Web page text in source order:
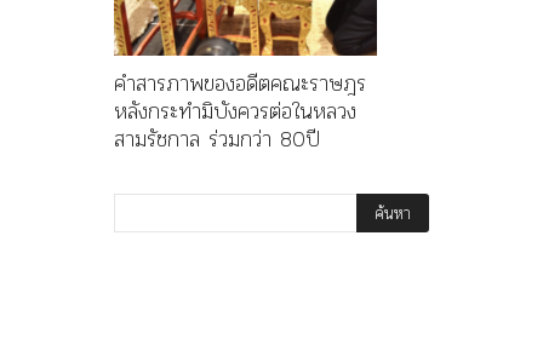
คำสารภาพของอดีตคณะราษฎร
หลังกระทำมิบังควรต่อในหลวง
สามรัชกาล ร่วมกว่า 80ปี